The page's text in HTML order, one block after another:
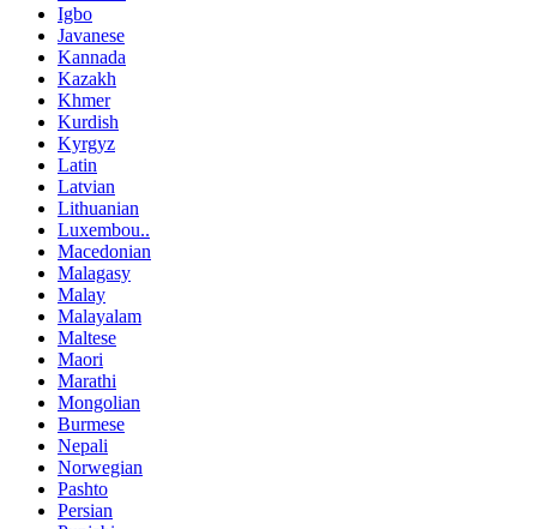
Igbo
Javanese
Kannada
Kazakh
Khmer
Kurdish
Kyrgyz
Latin
Latvian
Lithuanian
Luxembou..
Macedonian
Malagasy
Malay
Malayalam
Maltese
Maori
Marathi
Mongolian
Burmese
Nepali
Norwegian
Pashto
Persian